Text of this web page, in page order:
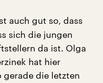
auch gut so, dass
sich die jungen
da ist. Olga
hat hier
gerade die letzten